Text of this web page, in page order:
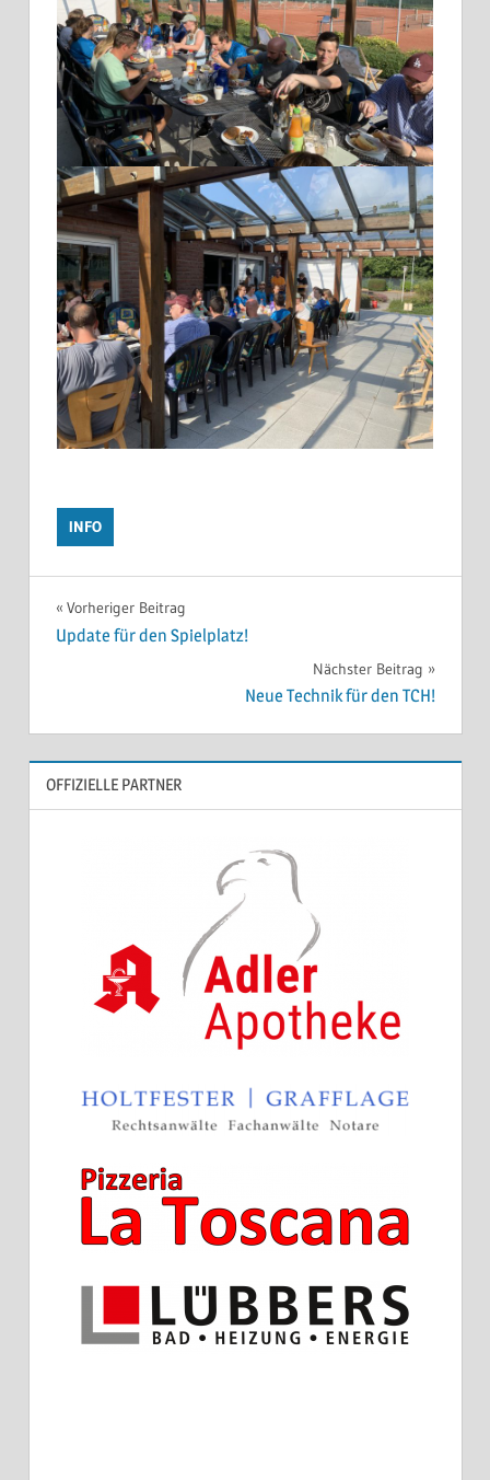
INFO
Beitragsnavigation
Vorheriger Beitrag
Update für den Spielplatz!
Nächster Beitrag
Neue Technik für den TCH!
OFFIZIELLE PARTNER